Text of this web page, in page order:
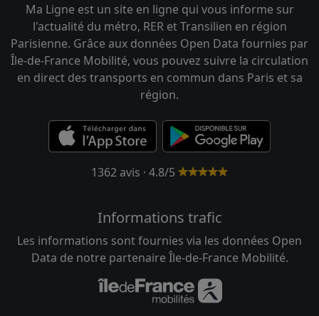
Ma Ligne est un site en ligne qui vous informe sur
l'actualité du métro, RER et Transilien en région
Parisienne. Grâce aux données Open Data fournies par
Île-de-France Mobilité, vous pouvez suivre la circulation
en direct des transports en commun dans Paris et sa
région.
1362 avis · 4.8/5
Informations trafic
Les informations sont fournies via les données Open
Data de notre partenaire Île-de-France Mobilité.